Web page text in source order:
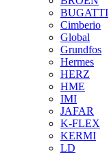
BUGATTI
Cimberio
Global
Grundfos
Hermes
HERZ
HME
IMI
JAFAR
K-FLEX
KERMI
LD